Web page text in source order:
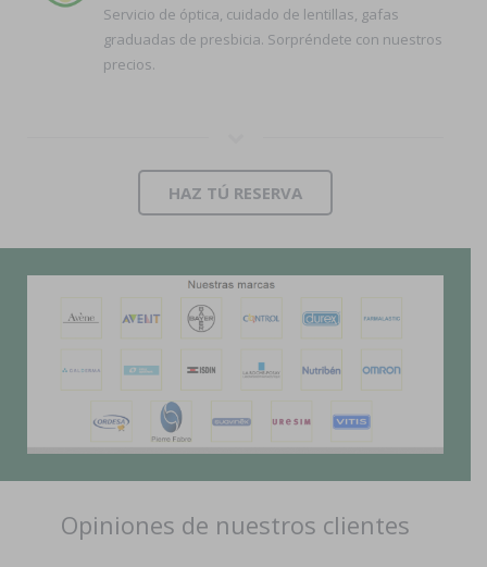
Servicio de óptica, cuidado de lentillas, gafas
graduadas de presbicia. Sorpréndete con nuestros
precios.
HAZ TÚ RESERVA
Opiniones de nuestros clientes